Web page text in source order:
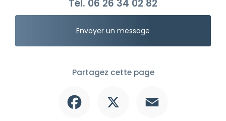
Tél. 06 26 34 02 82
Envoyer un message
Partagez cette page